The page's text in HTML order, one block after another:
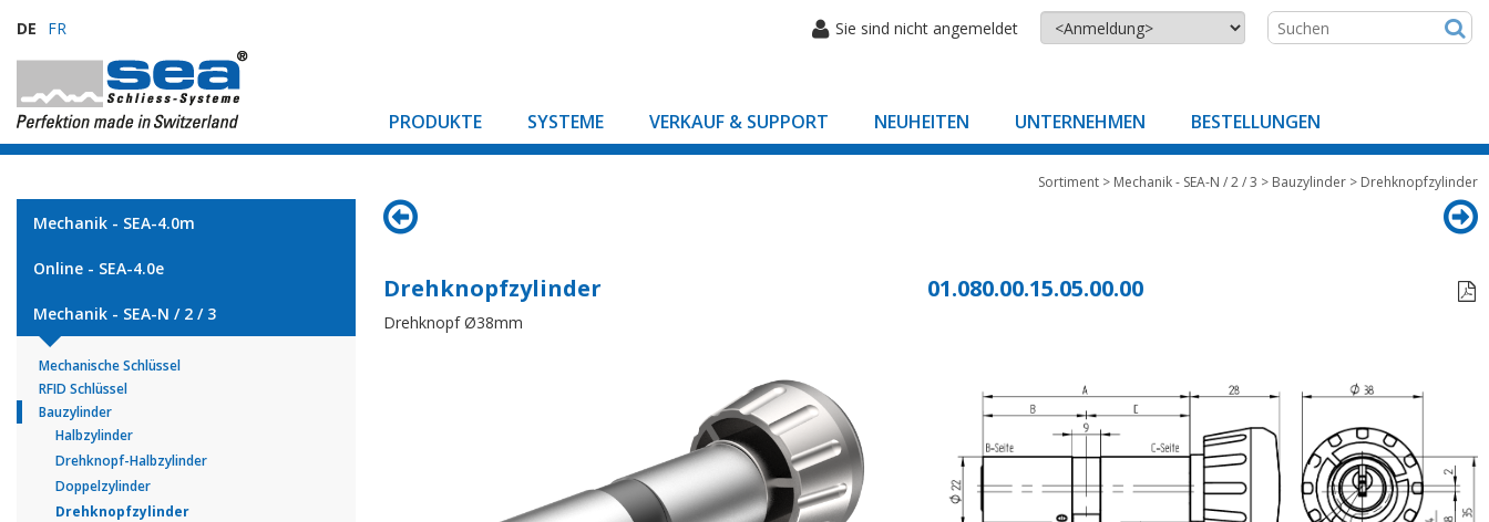
DE FR Sie sind nicht angemeldet
PRODUKTE SYSTEME VERKAUF & SUPPORT NEUHEITEN UNTERNEHMEN BESTELLUNGEN
Mechanik - SEA-4.0m
Online - SEA-4.0e
Mechanik - SEA-N / 2 / 3
Mechanische Schlüssel
RFID Schlüssel
Bauzylinder
Halbzylinder
Drehknopf-Halbzylinder
Doppelzylinder
Drehknopfzylinder
Sortiment > Mechanik - SEA-N / 2 / 3 > Bauzylinder > Drehknopfzylinder
Drehknopfzylinder 01.080.00.15.05.00.00

Drehknopf Ø38mm